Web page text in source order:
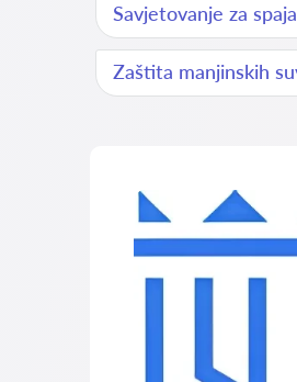
Savjetovanje za
Zaštita manjinskih